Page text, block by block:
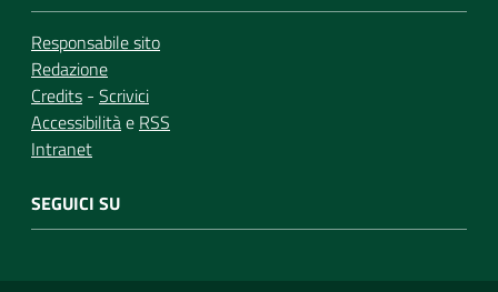
Responsabile sito
Redazione
Credits - Scrivici
Accessibilitàe RSS
Intranet
SEGUICI SU